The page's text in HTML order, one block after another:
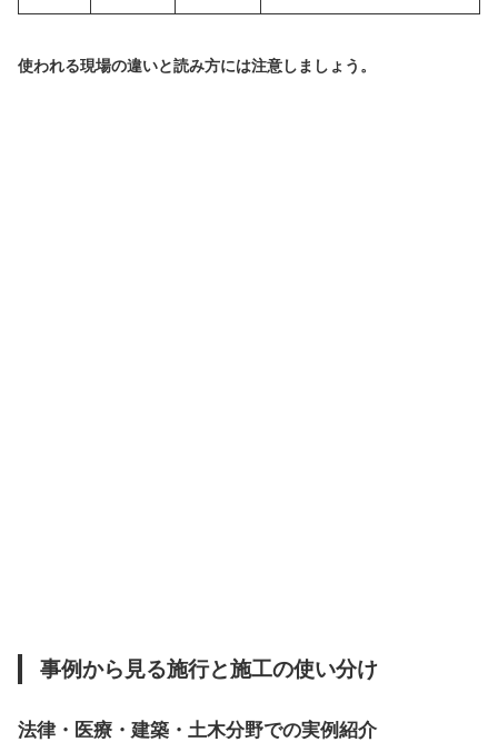
使われる現場の違いと読み方には注意しましょう。
事例から見る施行と施工の使い分け
法律・医療・建築・土木分野での実例紹介